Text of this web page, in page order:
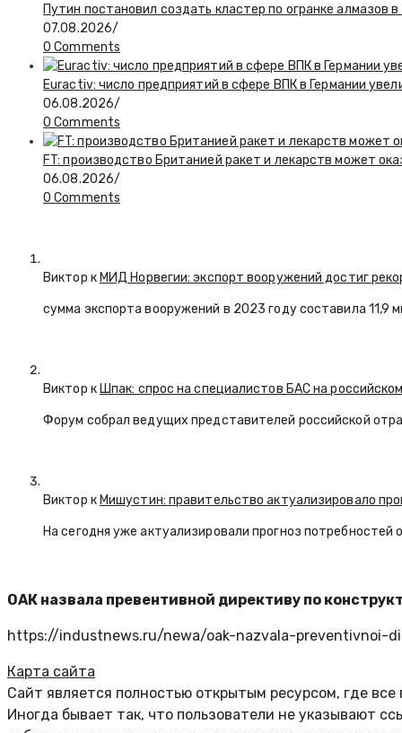
Путин постановил создать кластер по огранке алмазов
07.08.2026/
0 Comments
Euractiv: число предприятий в сфере ВПК в Германии
06.08.2026/
0 Comments
FT: производство Британией ракет и лекарств может
06.08.2026/
0 Comments
Виктор кМИД Норвегии: экспорт вооружений достиг
сумма экспорта вооружений в 2023 году составила 11,9
Виктор кШпак: спрос на специалистов БАС на
Форум собрал ведущих представителей российской
Виктор кМишустин: правительство актуализировало
На сегодня уже актуализировали прогноз
ОАК назвала превентивной директиву по
https://industnews.ru/newa/oak-nazvala-
Карта сайта
Сайт является полностью открытым ресурсом, где
Иногда бывает так, что пользователи не указывают